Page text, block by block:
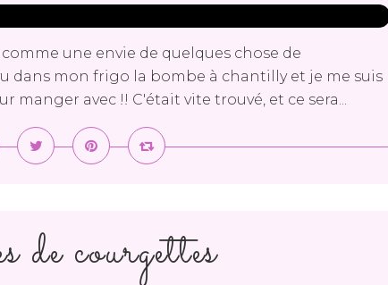
une envie de quelques chose de
dans mon frigo la bombe à chantilly et je me suis
manger avec !! C'était vite trouvé, et ce sera...
de courgettes